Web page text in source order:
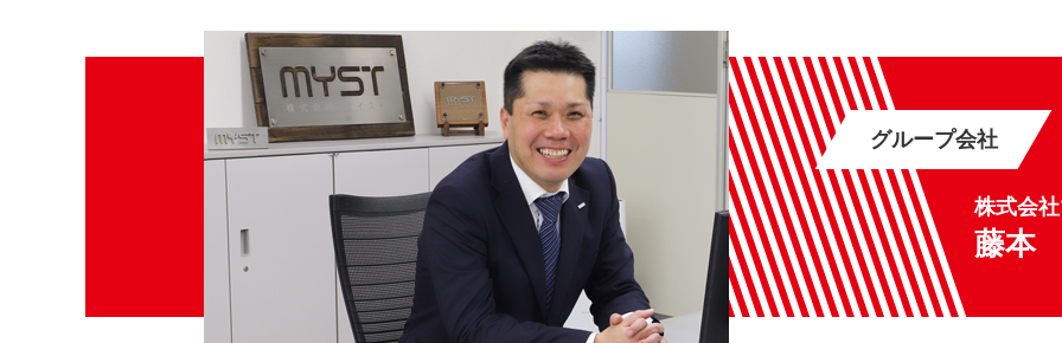
グループ会社
株式会
藤本